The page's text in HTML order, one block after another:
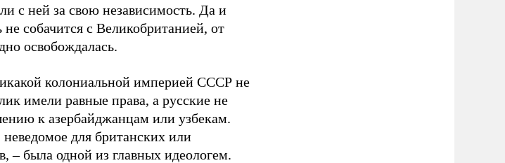
с ней за свою независимость. Да и
собачится с Великобританией, от
освобождалась.
колониальной империей СССР не
имели равные права, а русские не
к азербайджанцам или узбекам.
для британских или
– была одной из главных идеологем.